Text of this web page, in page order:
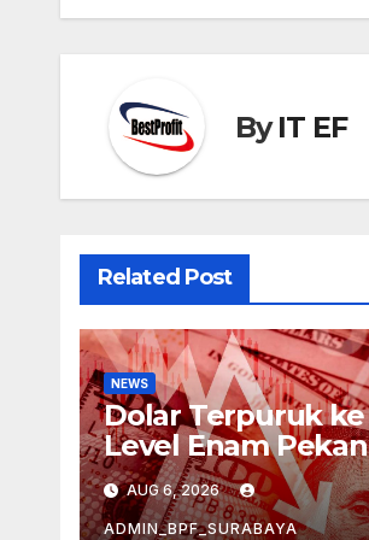
ByIT EF
Related Post
NEWS
Dolar Terpuruk ke
Level Enam Pekan
AUG 6, 2026
ADMIN_BPF_SURABAYA